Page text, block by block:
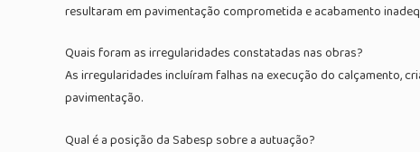
resultaram em pavimentação comprometida e acabamento
Quais foram as irregularidades constatadas nas obras?
As irregularidades incluíram falhas na execução do calçamento,
pavimentação.
Qual é a posição da Sabesp sobre a autuação?